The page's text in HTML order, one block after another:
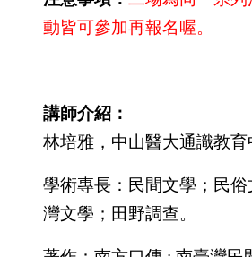
動皆可參加再報名喔。
講師介紹：
林培雅，中山醫大通識教育
學術專長：民間文學；民
灣文學；田野調查。